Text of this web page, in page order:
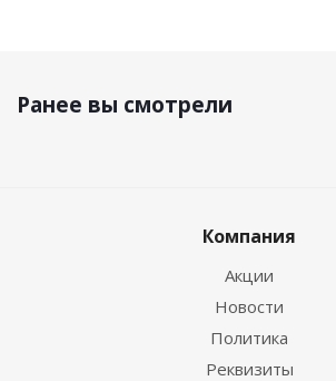
Ранее вы смотрели
Компания
Акции
Новости
Политика
Реквизиты